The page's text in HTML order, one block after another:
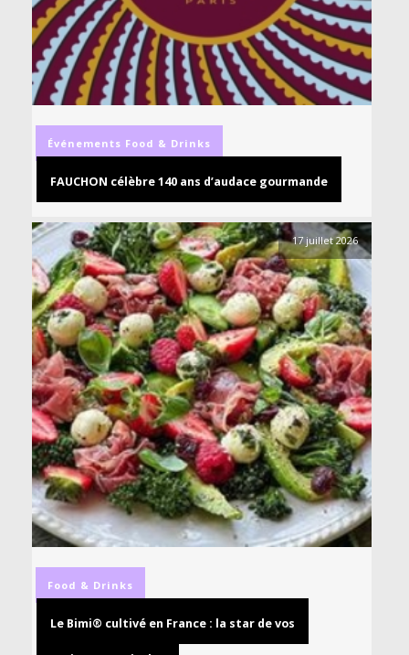
Événements Food & Drinks
FAUCHON célèbre 140 ans d’audace gourmande
17 juillet 2026
Food & Drinks
Le Bimi® cultivé en France : la star de vos